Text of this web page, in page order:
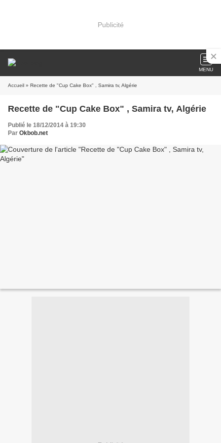
Publicité
MENU
Accueil » Recette de "Cup Cake Box" , Samira tv, Algérie
Recette de "Cup Cake Box" , Samira tv, Algérie
Publié le 18/12/2014 à 19:30
Par Okbob.net